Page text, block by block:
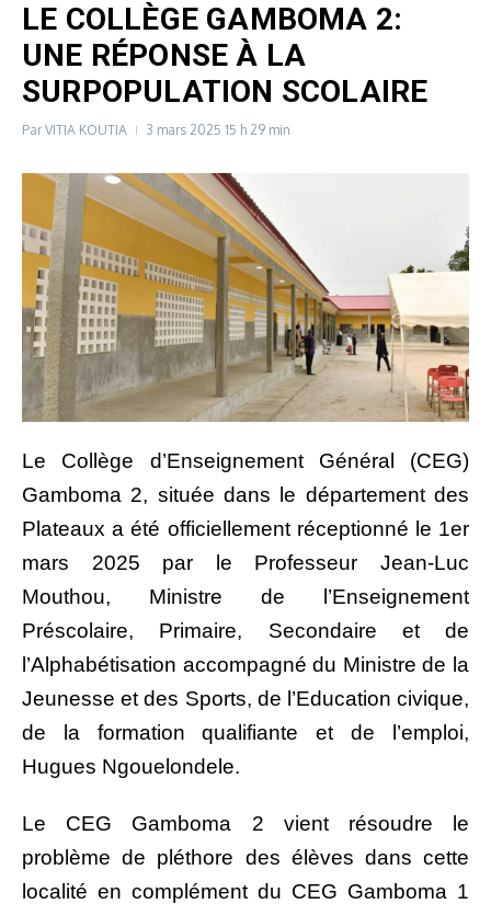
LE COLLÈGE GAMBOMA 2:
UNE RÉPONSE À LA
SURPOPULATION SCOLAIRE
ParVITIA KOUTIA 3 mars 2025 15 h 29 min
Le Collège d’Enseignement Général (CEG)
Gamboma 2, située dans le département des
Plateaux a été officiellement réceptionné le 1er
mars 2025 par le Professeur Jean-Luc
Mouthou, Ministre de l’Enseignement
Préscolaire, Primaire, Secondaire et de
l’Alphabétisation accompagné du Ministre de la
Jeunesse et des Sports, de l’Education civique,
de la formation qualifiante et de l’emploi,
Hugues Ngouelondele.
Le CEG Gamboma 2 vient résoudre le
problème de pléthore des élèves dans cette
localité en complément du CEG Gamboma 1